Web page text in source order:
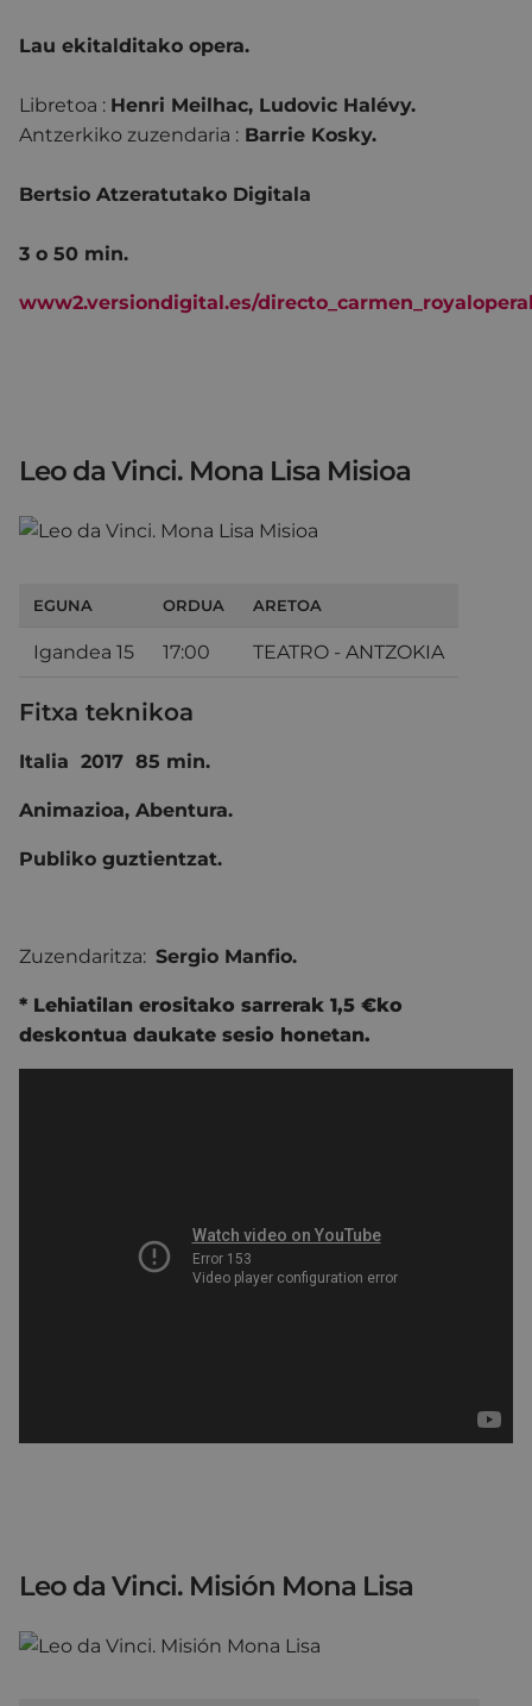
Lau ekitalditako opera.
Libretoa : Henri Meilhac, Ludovic Halévy.
Antzerkiko zuzendaria : Barrie Kosky.
Bertsio Atzeratutako Digitala
3 o 50 min.
www2.versiondigital.es/
Leo da Vinci. Mona Lisa Misioa
EGUNA ORDUA ARETOA
Igandea 15 17:00 TEATRO - ANTZOKIA
Fitxa teknikoa
Italia 2017 85 min.
Animazioa, Abentura.
Publiko guztientzat.
Zuzendaritza: Sergio Manfio.
* Lehiatilan erositako sarrerak 1,5 €ko
deskontua daukate sesio honetan.
Leo da Vinci. Misión Mona Lisa